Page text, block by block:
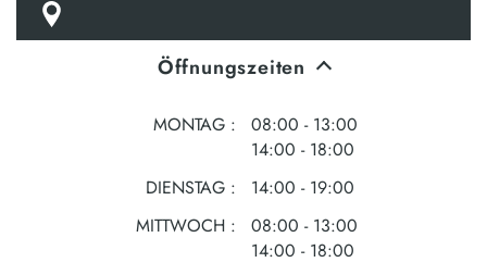
Öffnungszeiten
MONTAG
08:00 - 13:00
14:00 - 18:00
DIENSTAG
14:00 - 19:00
MITTWOCH
08:00 - 13:00
14:00 - 18:00